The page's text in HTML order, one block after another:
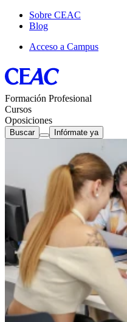
Sobre CEAC
Blog
Acceso a Campus
Formación Profesional
Cursos
Oposiciones
Buscar Infórmate ya